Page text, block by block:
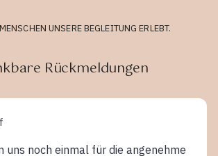
UNSERE BEGLEITUNG ERLEBT.
Rückmeldungen
uns noch einmal für die angenehme